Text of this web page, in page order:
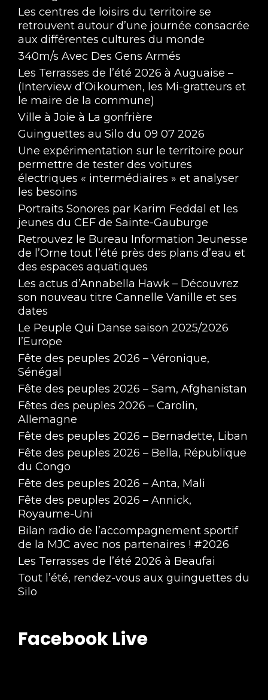
Les centres de loisirs du territoire se
retrouvent autour d’une journée consacrée
aux différentes cultures du monde
340m/s Avec Des Gens Armés
Les Terrasses de l’été 2026 à Auguaise –
(Interview d’Oïkoumen, les Mi-gratteurs et
le maire de la commune)
Ville à Joie à La gonfrière
Guinguettes au Silo du 09 07 2026
Une expérimentation sur le territoire pour
permettre de tester des voitures
électriques « intermédiaires » et analyser
les besoins
Portraits Sonores par Karim Feddal et les
jeunes du CEF de Sainte-Gauburge
Retrouvez le Bureau Information Jeunesse
de l’Orne tout l’été près des plans d’eau et
des espaces aquatiques
Les actus d’Annabella Hawk – Découvrez
son nouveau titre Cannelle Vanille et ses
dates
Le Peuple Qui Danse saison 2025/2026
l’Europe
Fête des peuples 2026 – Véronique,
Sénégal
Fête des peuples 2026 – Sam, Afghanistan
Fêtes des peuples 2026 – Carolin,
Allemagne
Fête des peuples 2026 – Bernadette, Liban
Fête des peuples 2026 – Bella, République
du Congo
Fête des peuples 2026 – Anta, Mali
Fête des peuples 2026 – Annick,
Royaume-Uni
Bilan radio de l’accompagnement sportif
de la MJC avec nos partenaires ! #2026
Les Terrasses de l’été 2026 à Beaufai
Tout l’été, rendez-vous aux guinguettes du
Silo
Facebook Live